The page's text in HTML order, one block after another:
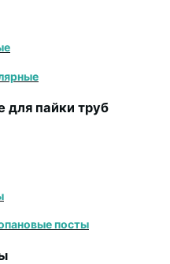
для пайки труб
посты